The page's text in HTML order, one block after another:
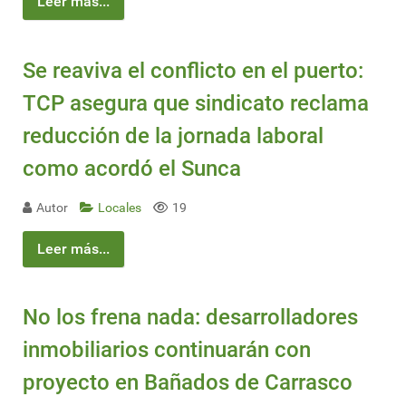
Se reaviva el conflicto en el puerto:
TCP asegura que sindicato reclama
reducción de la jornada laboral
como acordó el Sunca
Autor Locales 19
Leer más...
No los frena nada: desarrolladores
inmobiliarios continuarán con
proyecto en Bañados de Carrasco